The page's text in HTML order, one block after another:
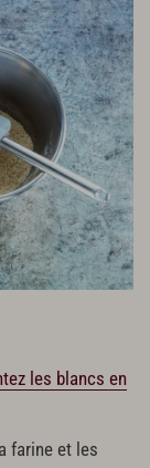
les blancs en
farine et les